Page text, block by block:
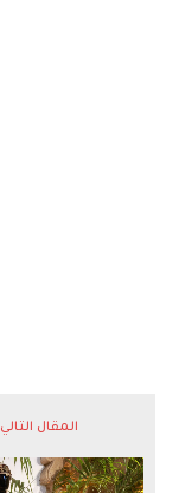
المقال التالي